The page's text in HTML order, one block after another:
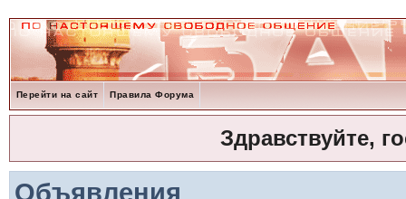
Перейти на сайт Правила Форума
Здравствуйте,
Объявления